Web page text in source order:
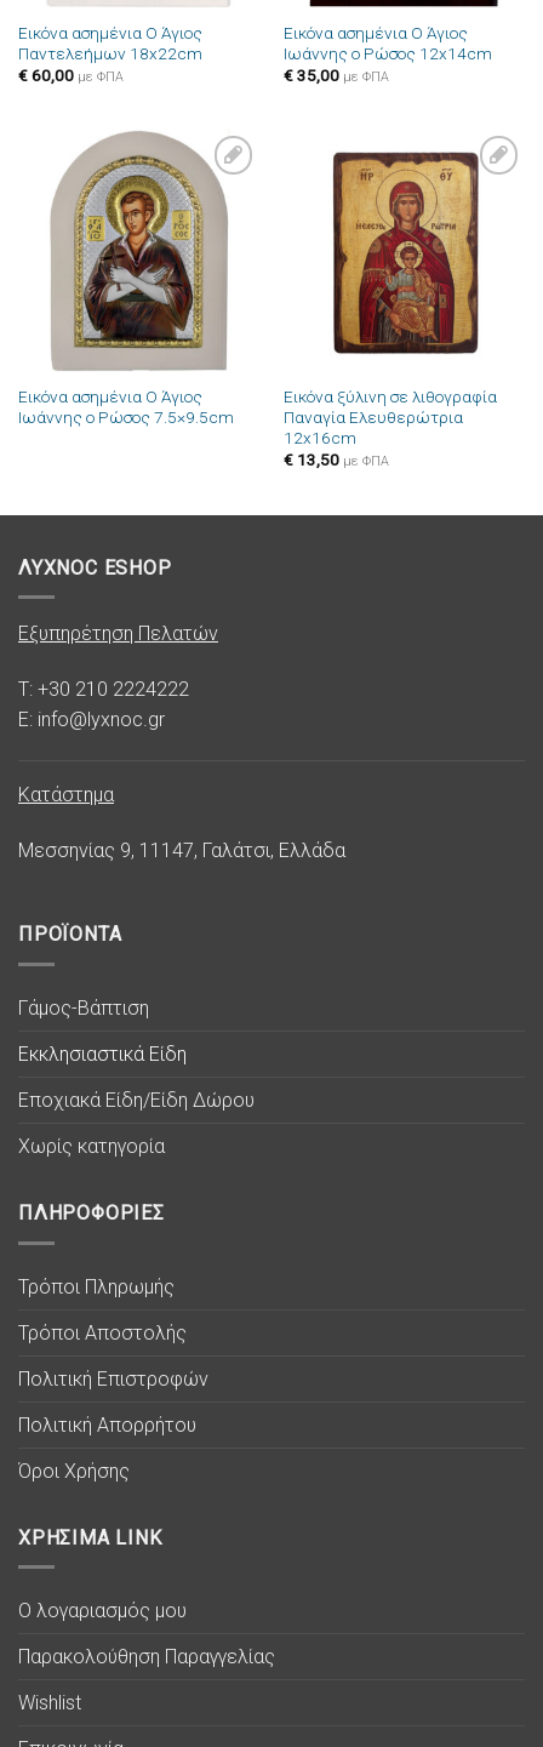
Εικόνα ασημένια Ο Άγιος
Παντελεήμων 18x22cm
€60,00 με ΦΠΑ
Εικόνα ασημένια Ο Άγιος
Ιωάννης ο Ρώσος 12x14cm
€35,00 με ΦΠΑ
Πρόσθήκη
στην λίστα
επιθυμιών
Εικόνα ασημένια Ο Άγιος
Ιωάννης ο Ρώσος 7.5×9.5cm
Πρόσθήκη
στην λίστα
επιθυμιών
Εικόνα ξύλινη σε λιθογραφία
Παναγία Ελευθερώτρια
12x16cm
€13,50 με ΦΠΑ
ΛΥΧΝΟC ESHOP
Εξυπηρέτηση Πελατών
T: +30 210 2224222
E: info@lyxnoc.gr
Κατάστημα
Μεσσηνίας 9, 11147, Γαλάτσι, Ελλάδα
ΠΡΟΪΟΝΤΑ
Γάμος-Βάπτιση
Εκκλησιαστικά Είδη
Εποχιακά Είδη/Είδη Δώρου
Χωρίς κατηγορία
ΠΛΗΡΟΦΟΡΙΕΣ
Τρόποι Πληρωμής
Τρόποι Αποστολής
Πολιτική Επιστροφών
Πολιτική Απορρήτου
Όροι Χρήσης
ΧΡΗΣΙΜΑ LINK
Ο λογαριασμός μου
Παρακολούθηση Παραγγελίας
Wishlist